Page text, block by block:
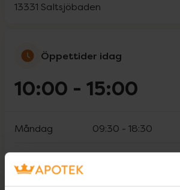
13331 Saltsjöbaden
Öppettider idag
10:00 - 15:00
Måndag 09:30 - 18:30
Onsdag 09:30-18:30